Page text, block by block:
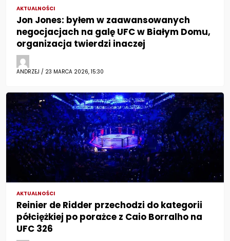
AKTUALNOŚCI
Jon Jones: byłem w zaawansowanych
negocjacjach na galę UFC w Białym Domu,
organizacja twierdzi inaczej
ANDRZEJ / 23 MARCA 2026, 15:30
AKTUALNOŚCI
Reinier de Ridder przechodzi do kategorii
półciężkiej po porażce z Caio Borralho na
UFC 326